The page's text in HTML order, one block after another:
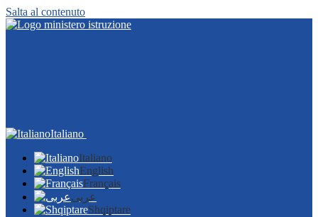
Salta al contenuto
Italiano
Italiano
English
Français
عربى
Shqiptare